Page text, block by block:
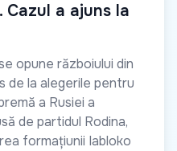
a ajuns la
opune războiului din
de la alegerile pentru
a Rusiei a
de partidul Rodina,
formațiunii Iabloko